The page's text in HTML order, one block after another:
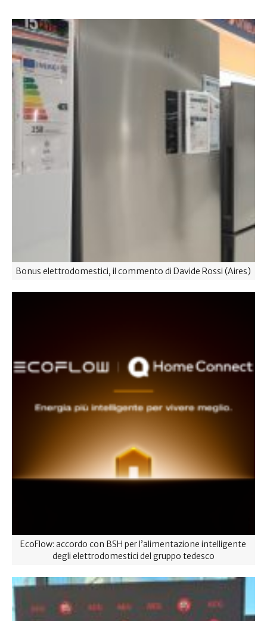
Bonus elettrodomestici, il commento di Davide Rossi (Aires)
EcoFlow: accordo con BSH per l’alimentazione intelligente
degli elettrodomestici del gruppo tedesco